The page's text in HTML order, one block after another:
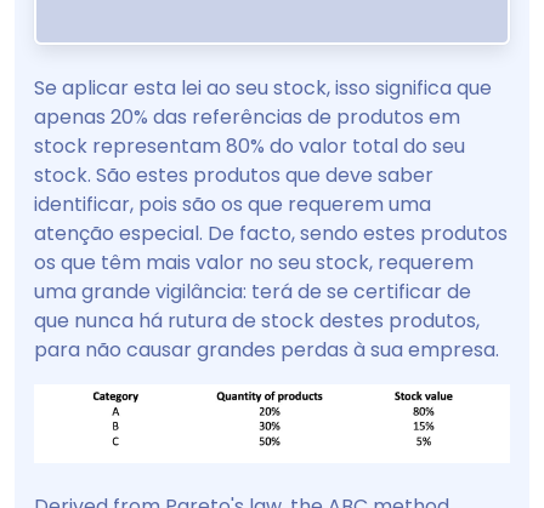
Se aplicar esta lei ao seu stock, isso significa que
apenas 20% das referências de produtos em
stock representam 80% do valor total do seu
stock. São estes produtos que deve saber
identificar, pois são os que requerem uma
atenção especial. De facto, sendo estes produtos
os que têm mais valor no seu stock, requerem
uma grande vigilância: terá de se certificar de
que nunca há rutura de stock destes produtos,
para não causar grandes perdas à sua empresa.